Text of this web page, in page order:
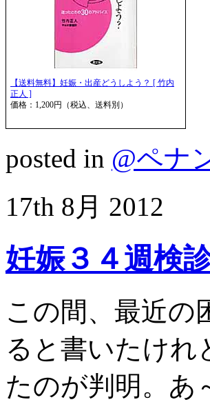
【送料無料】妊娠・出産どうしよう？ [ 竹内
正人 ]
価格：1,200円（税込、送料別）
posted in @ペナ
17th 8月 2012
妊娠３４週検
この間、最近の
ると書いたけれ
たのが判明。あ